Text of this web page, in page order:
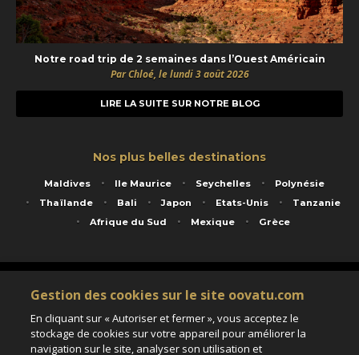
Notre road trip de 2 semaines dans l’Ouest Américain
Par Chloé, le lundi 3 août 2026
LIRE LA SUITE SUR NOTRE BLOG
Nos plus belles destinations
Maldives Ile Maurice Seychelles
Polynésie
Thaïlande
Bali Japon Etats-Unis
Tanzanie
Afrique du Sud
Mexique Grèce
Service animé par Nautil Voyages - 22 rue Georges Picquart 75017 Paris - S.A.S
au capital de 155 696 euros - RCS Paris B 423 671 973 - Code APE 7911Z
Matricule Atout France IM075100020 - Garantie financière Groupama - Agrément IATA
Assurance responsabilité civile et professionnelle HISCOX RCP0081066
Gestion des cookies sur le site oovatu.com
En cliquant sur « Autoriser et fermer », vous acceptez le
stockage de cookies sur votre appareil pour améliorer la
navigation sur le site, analyser son utilisation et